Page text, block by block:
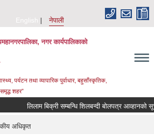
English
नेपाली
नगर कार्यपालिकाको
पर्यटन तथा व्यापारिक पुर्वाधार, बहुसाँस्कृतिक,
शहर”
लिलाम बिक्री सम्बन्धि शिलबन्दी बोलपत्र
अधिकृत